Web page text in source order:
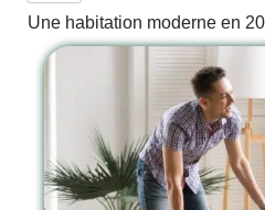
Une habitation moderne en